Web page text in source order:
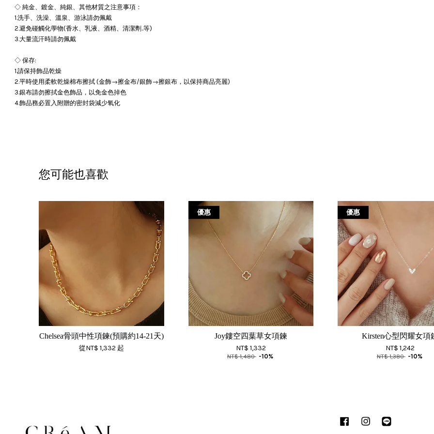
◇ 純金、鍍金、純銀、其他材質之注意事項：
1.洗手、洗澡、溫泉、游泳請勿佩戴
2.避免碰觸化學物(香水、乳液、酒精、清潔劑..等)
3.大量流汗時請勿佩戴
◇ 保存:
1.請保持飾品乾燥
2.平時使用柔軟乾燥棉布擦拭 (金飾→擦金布/銀飾→擦銀布，以保持商品亮麗)
3.銀布請勿擦拭金色飾品，以免金色掉色
4.飾品務必置入附贈的密封袋減少氧化
您可能也喜歡
Chelsea骨頭中性項鍊(預購約14-21天)
從NT$ 1,332 起
優惠
Joy鏤空四葉草女項鍊
NT$ 1,332
NT$ 1,480 -10%
優惠
Kirsten心型閃耀女項
NT$ 1,242
NT$ 1,380 -10%
Facebook Instagram